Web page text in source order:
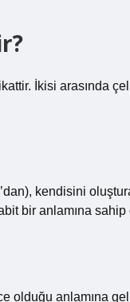
İkisi arasında
kendisini
bir anlamına
olduğu anlamına